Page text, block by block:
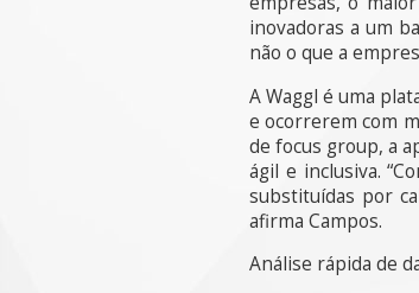
inovadoras a um
não o que a
A Waggl é uma
e ocorrerem com
de focus group, a
ágil e inclusiva.
substituídas por
afirma Campos.
Análise rápida de